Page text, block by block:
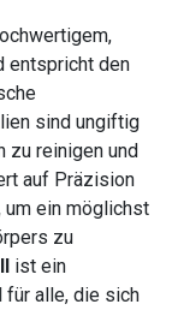
entspricht den
sind ungiftig
zu reinigen und
auf Präzision
um ein möglichst
zu
ist ein
alle, die sich